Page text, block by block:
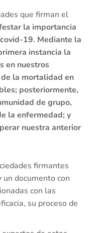
que firman el
la importancia
19. Mediante la
instancia la
en nuestros
la mortalidad en
posteriormente,
de grupo,
la enfermedad; y
nuestra anterior
firmantes
documento con
con las
su proceso de